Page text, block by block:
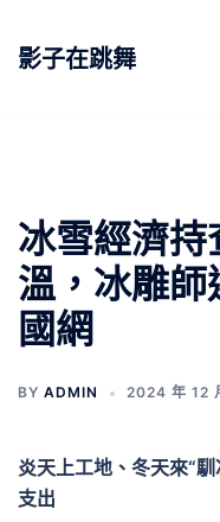
影子在跳舞
冰雪經濟
溫，冰雕師
國網
BY ADMIN 2024 年 12
炎天上工地、冬天來“
支出